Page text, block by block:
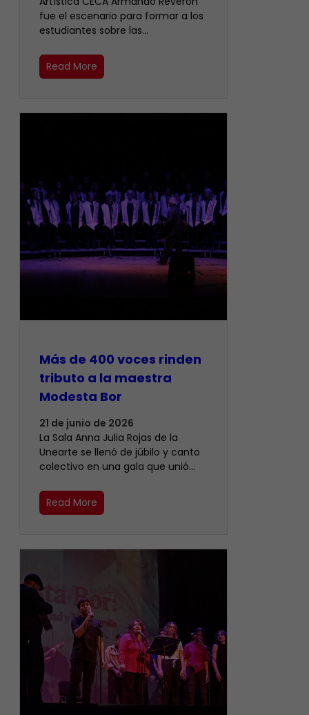
fue el escenario para formar a los
estudiantes sobre las…
Read More
Más de 400 voces rinden
tributo a la maestra
Modesta Bor
21 de junio de 2026
​La Sala Anna Julia Rojas de la
Unearte se llenó de júbilo y canto
colectivo en una gala que unió…
Read More